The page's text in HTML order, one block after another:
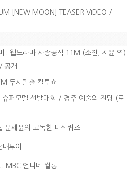
[NEW MOON] TEASER VIDEO /
: 웹드라마 사랑공식 11M (소진, 지윤 역)
공개
두시탈출 컬투쇼
슈퍼모델 선발대회 / 경주 예술의 전당 (로
문세윤의 고독한 미식퀴즈
투어
: MBC 언니네 쌀롱